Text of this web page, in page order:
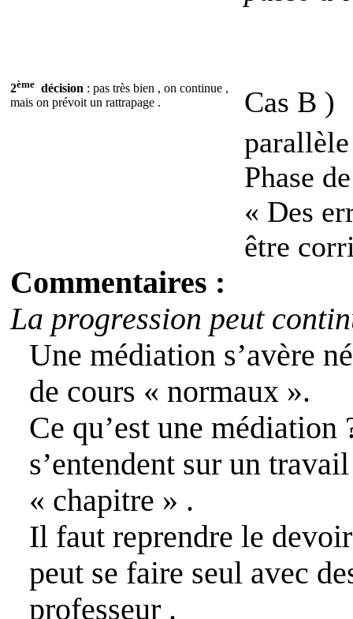
2ème décision : pas très bien , on continue ,
mais on prévoit un rattrapage .
Cas B )
Phase
« Des
être
Commentaires :
La progression peut
Une médiation s’avère
de cours « normaux ».
Ce qu’est une médiation
s’entendent sur un
« chapitre » .
Il faut reprendre le
peut se faire seul avec
professeur .